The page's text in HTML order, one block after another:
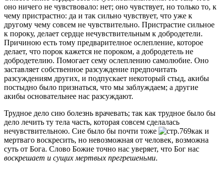
оно ничего не чувствовало: нет; оно чувствует, но только то, к
чему пристрастно: да и так сильно чувствует, что уже к
другому чему совсем не чувствительно. Пристрастие сильное
к пороку, делает сердце нечувствительным к добродетели.
Причиною есть тому предварителное ослепление, которое
делает, что порок кажется не пороком, а добродетель не
добродетелию. Помогает сему ослеплению самолюбие. Оно
заставляет собственное разсуждение предпочитать
разсуждениям других, и подпускает некоторый стыд, акибы
постыдно было признаться, что мы заблуждаем; а другие
акибы основательнее нас разсуждают.
Трудное дело сию болезнь врачевать; так как трудное было бы
дело лечить ту тела часть, которая совсем сделалась
нечувствительною. Сие было бы почти тоже
как и
мертваго воскресить, но невозможная от человек, возможна
суть от Бога. Слово Божие точно нас уверяет, что Бог нас
воскрешает и сущих мертвых прегрешеньми.